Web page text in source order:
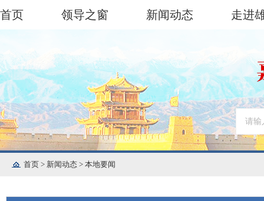
首页 领导之窗 新闻动态 走进
首页 > 新闻动态 > 本地要闻